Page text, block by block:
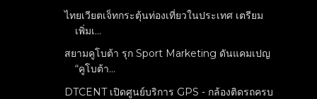
ไทยเวียตเจ็ทกระตุ้นท่องเที่ยวในประเทศ เตรียม
เพิ่มเ...
สยามคูโบต้า รุก Sport Marketing ดันแคมเปญ
“คูโบต้า...
DTCENT เปิดศูนย์บริการ GPS - กล้องติดรถครบ